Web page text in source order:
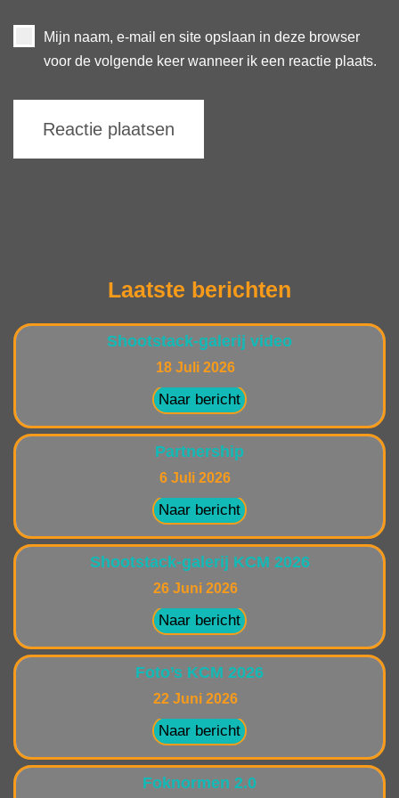
Mijn naam, e-mail en site opslaan in deze browser
voor de volgende keer wanneer ik een reactie plaats.
Laatste berichten
Shootstack-galerij video
18 Juli 2026
Naar bericht
Partnership
6 Juli 2026
Naar bericht
Shootstack-galerij KCM 2026
26 Juni 2026
Naar bericht
Foto’s KCM 2026
22 Juni 2026
Naar bericht
Foknormen 2.0